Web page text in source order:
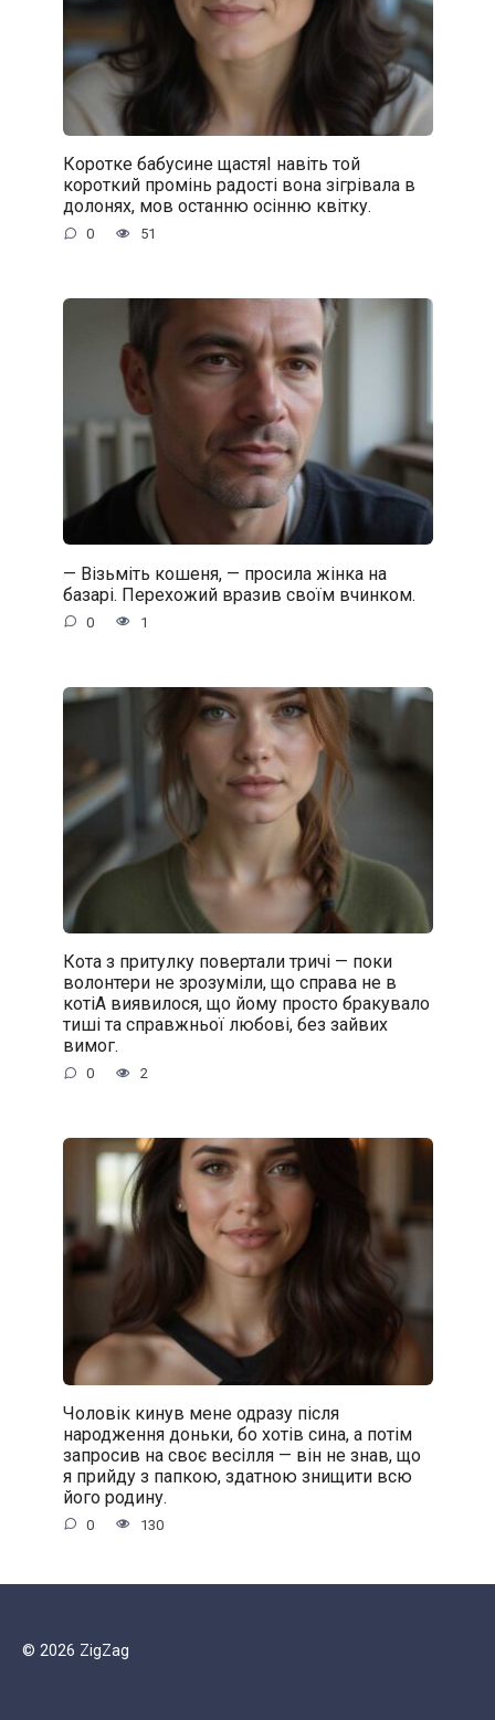
Коротке бабусине щастяІ навіть той
короткий промінь радості вона зігрівала в
долонях, мов останню осінню квітку.
0 51
— Візьміть кошеня, — просила жінка на
базарі. Перехожий вразив своїм вчинком.
0 1
Кота з притулку повертали тричі — поки
волонтери не зрозуміли, що справа не в
котіА виявилося, що йому просто бракувало
тиші та справжньої любові, без зайвих
вимог.
0 2
Чоловік кинув мене одразу після
народження доньки, бо хотів сина, а потім
запросив на своє весілля — він не знав, що
я прийду з папкою, здатною знищити всю
його родину.
0 130
© 2026 ZigZag